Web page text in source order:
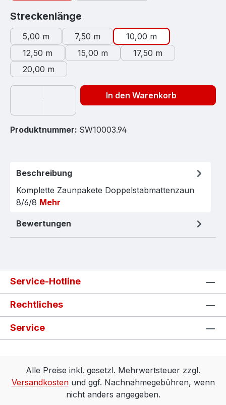
Streckenlänge
5,00 m 7,50 m
10,00 m
12,50 m
15,00 m
17,50 m
20,00 m
In den Warenkorb
Produktnummer: SW10003.94
Beschreibung
Komplette Zaunpakete Doppelstabmattenzaun
8/6/8 Mehr
Bewertungen
Service-Hotline
Rechtliches
Service
Alle Preise inkl. gesetzl. Mehrwertsteuer zzgl.
Versandkostenund ggf. Nachnahmegebühren, wenn
nicht anders angegeben.